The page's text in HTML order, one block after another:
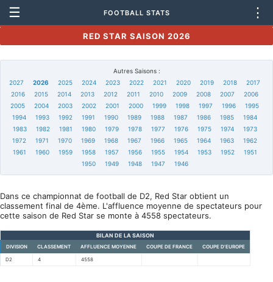
☰ FOOTBALL STATS ⋮
RED STAR SAISON 2026
Autres Saisons :
2027
2026 2025 2024 2023 2022 2021 2020 2019 2018
2017
2016
2015 2014 2013 2012 2011 2010 2009 2008 2007
2006
2005
2004 2003 2002 2001 2000 1999 1998 1997 1996
1995
1994
1993 1992 1991 1990 1989 1988 1987 1986 1985
1984
1983
1982 1981 1980 1979 1978 1977 1976 1975 1974
1973
1972
1971 1970 1969 1968 1967 1966 1965 1964 1963
1962
1961
1960 1959 1958 1957 1956 1955 1954 1953 1952
1951
1950
1949 1948 1947 1946
Dans ce championnat de football de D2, Red Star obtient un
classement final de 4ème. L'affluence moyenne de spectateurs pour
cette saison de Red Star se monte à 4558 spectateurs.
BILAN DE LA SAISON
DIVISION CLASSEMENT AFFLUENCE MOYENNE COUPE DE FRANCE COUPE D'EUROPE
D2 4 4558